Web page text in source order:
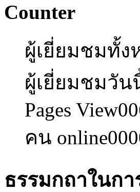
Counter
ผู้เยี่ยมชมทั้ง
ผู้เยี่ยมชมวัน
Pages View
คน online
ธรรมกถาในก